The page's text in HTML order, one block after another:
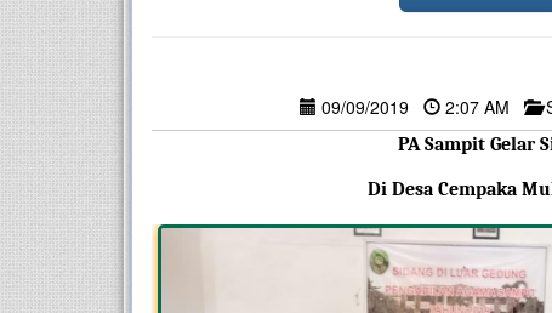
09/09/2019 2:07 AM
PA Sampit Gelar
Di Desa Cempaka